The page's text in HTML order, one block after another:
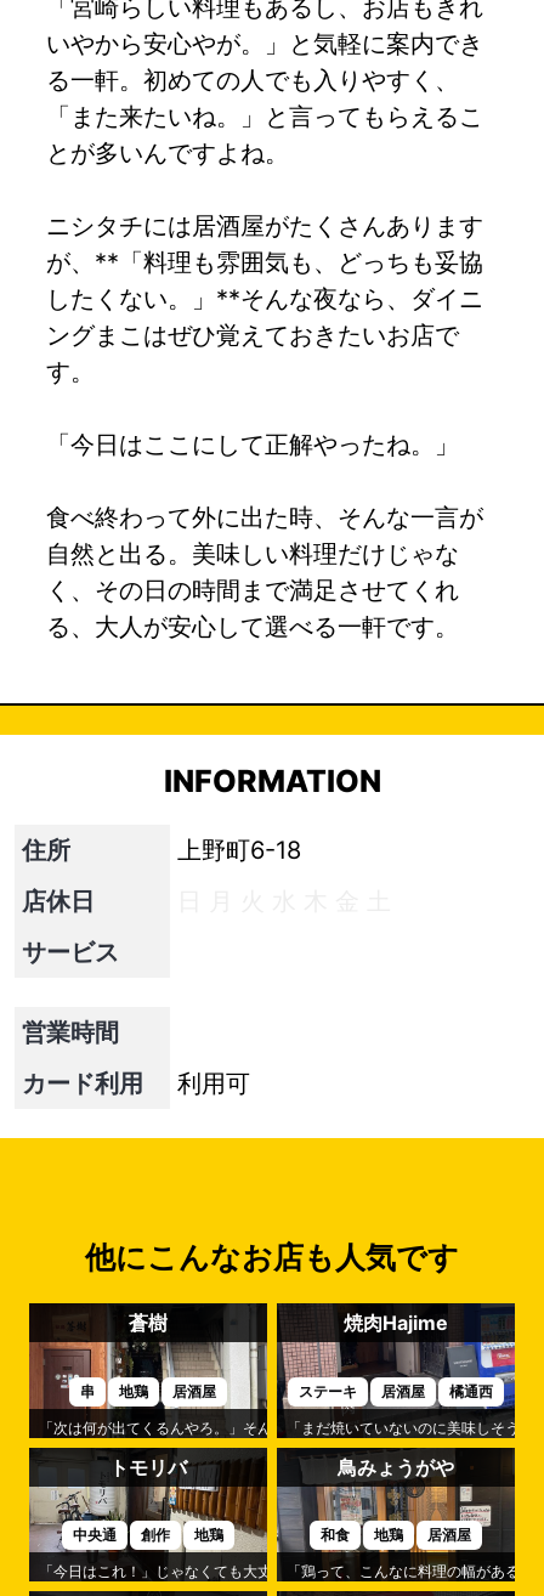
「宮崎らしい料理もあるし、お店もきれ
いやから安心やが。」と気軽に案内でき
る一軒。初めての人でも入りやすく、
「また来たいね。」と言ってもらえるこ
とが多いんですよね。
ニシタチには居酒屋がたくさんあります
が、**「料理も雰囲気も、どっちも妥協
したくない。」**そんな夜なら、ダイニ
ングまこはぜひ覚えておきたいお店で
す。
「今日はここにして正解やったね。」
食べ終わって外に出た時、そんな一言が
自然と出る。美味しい料理だけじゃな
く、その日の時間まで満足させてくれ
る、大人が安心して選べる一軒です。
INFORMATION
住所
上野町6-18
店休日
サービス
営業時間
カード利用
利用可
他にこんなお店も人気です
蒼樹
串 地鶏
居酒屋
「次は何が出てくるんやろ。」そんな楽しみが続くのが「蒼樹」です。
焼肉Hajime
ステーキ 居酒屋
橘通西
「まだ焼いていないのに美味しそう
トモリバ
中央通 創作
地鶏
「今日はこれ！」じゃなくても大丈夫。それが「トモリバ」の心地よさです
鳥みょうがや
和食 地鶏
居酒屋
「鶏って、こんなに料理の幅がある